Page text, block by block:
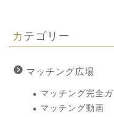
カテゴリー
マッチング広場
マッチング完全ガ
マッチング動画